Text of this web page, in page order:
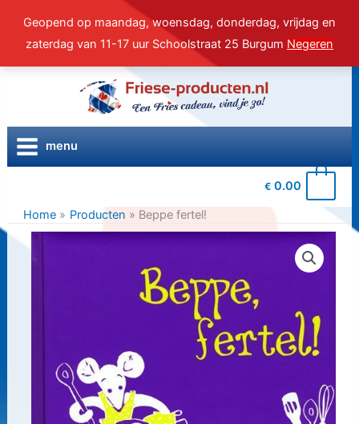
Geopend op maandag, woensdag, donderdag, vrijdag en
zaterdag van 11-17 uur Schoolstraat 25 Burgum Negeren
inhoud
menu
€ 0.00
Home Producten Beppe fertel!